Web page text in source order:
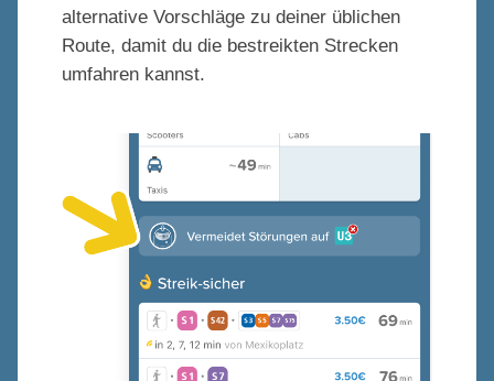
alternative Vorschläge zu deiner üblichen
Route, damit du die bestreikten Strecken
umfahren kannst.